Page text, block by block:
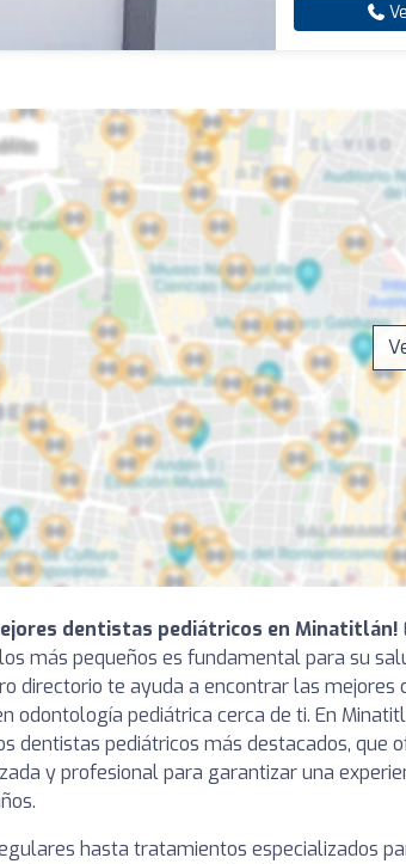
dentistas pediátricos en Minatitlán!
más pequeños es fundamental para su
directorio te ayuda a encontrar las mejores
odontología pediátrica cerca de ti. En
dentistas pediátricos más destacados, que
y profesional para garantizar una
hasta tratamientos especializados